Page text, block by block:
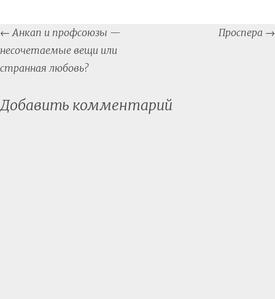
Post
navigation
← Анкап и профсоюзы —
несочетаемые вещи или
странная любовь?
Проспера →
Добавить комментарий